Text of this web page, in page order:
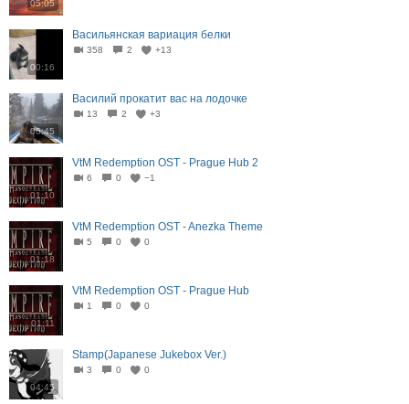
05:05
00:16
Васильянская вариация белки
358 2 +13
06:45
Василий прокатит вас на лодочке
13 2 +3
01:10
VtM Redemption OST - Prague Hub 2
6 0 −1
01:18
VtM Redemption OST - Anezka Theme
5 0 0
01:11
VtM Redemption OST - Prague Hub
1 0 0
04:45
Stamp(Japanese Jukebox Ver.)
3 0 0